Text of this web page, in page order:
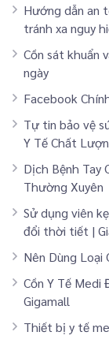
Hướng dẫn an
tránh xa nguy
Cồn sát khuẩn
ngày
Facebook
Tự tin bảo vệ
Y Tế Chất
Dịch Bệnh Tay
Thường Xuyên
Sử dụng viên
đổi thời tiết |
Nên Dùng Loại
Cồn Y Tế Medi
Gigamall
Thiết bị y tế